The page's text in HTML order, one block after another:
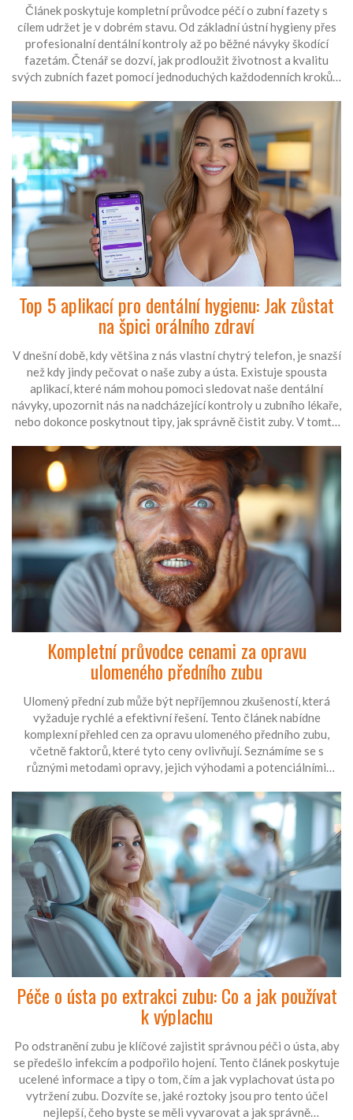
Článek poskytuje kompletní průvodce péčí o zubní fazety s
cílem udržet je v dobrém stavu. Od základní ústní hygieny přes
profesionalní dentální kontroly až po běžné návyky škodící
fazetám. Čtenář se dozví, jak prodloužit životnost a kvalitu
svých zubních fazet pomocí jednoduchých každodenních kroků a
praktické tipy, zajímavé fakty a doporučení pro správnou péči o
fazety.
Top 5 aplikací pro dentální hygienu: Jak zůstat
na špici orálního zdraví
V dnešní době, kdy většina z nás vlastní chytrý telefon, je snazší
než kdy jindy pečovat o naše zuby a ústa. Existuje spousta
aplikací, které nám mohou pomoci sledovat naše dentální
návyky, upozornit nás na nadcházející kontroly u zubního lékaře,
nebo dokonce poskytnout tipy, jak správně čistit zuby. V tomto
hygienu, které vám pomohou udržet vaše perličky v nejlepším
možném stavu.
Kompletní průvodce cenami za opravu
ulomeného předního zubu
Ulomený přední zub může být nepříjemnou zkušeností, která
vyžaduje rychlé a efektivní řešení. Tento článek nabídne
komplexní přehled cen za opravu ulomeného předního zubu,
včetně faktorů, které tyto ceny ovlivňují. Seznámíme se s
různými metodami opravy, jejich výhodami a potenciálními
doporučíme, jak pečovat o opravený zub, aby vydržel co
nejdéle.
Péče o ústa po extrakci zubu: Co a jak používat
k výplachu
Po odstranění zubu je klíčové zajistit správnou péči o ústa, aby
se předešlo infekcím a podpořilo hojení. Tento článek poskytuje
ucelené informace a tipy o tom, čím a jak vyplachovat ústa po
vytržení zubu. Dozvíte se, jaké roztoky jsou pro tento účel
nejlepší, čeho byste se měli vyvarovat a jak správně